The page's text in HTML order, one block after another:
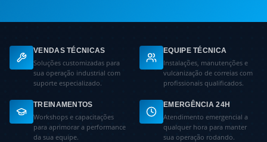
VENDAS TÉCNICAS
Soluções customizadas para
sua operação industrial com
suporte especializado.
EQUIPE TÉCNICA
Instalações, manutenções e
vulcanização de correias com
profissionais qualificados.
TREINAMENTOS
Workshops e capacitações
para aprimorar a performance
da sua equipe.
EMERGÊNCIA 24H
Atendimento emergencial a
qualquer hora para manter
sua operação rodando.